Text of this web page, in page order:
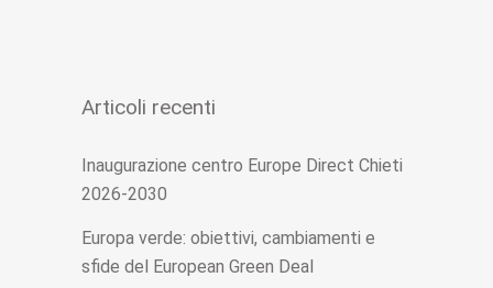
Articoli recenti
Inaugurazione centro Europe Direct Chieti
2026-2030
Europa verde: obiettivi, cambiamenti e
sfide del European Green Deal